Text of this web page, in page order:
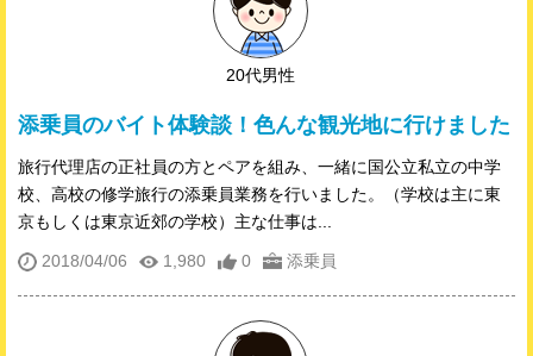
20代男性
添乗員のバイト体験談！色んな観光地に行けました
旅行代理店の正社員の方とペアを組み、一緒に国公立私立の中学
校、高校の修学旅行の添乗員業務を行いました。（学校は主に東
京もしくは東京近郊の学校）主な仕事は...
2018/04/06 1,980 0 添乗員